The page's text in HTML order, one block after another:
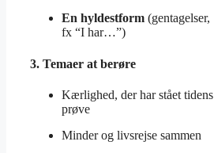
En hyldestform (gentagelser,
fx “I har…”)
3. Temaer at berøre
Kærlighed, der har stået tidens
prøve
Minder og livsrejse sammen